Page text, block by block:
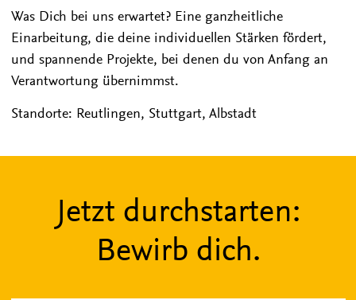
Was Dich bei uns erwartet? Eine ganzheitliche
Einarbeitung, die deine individuellen Stärken fördert,
und spannende Projekte, bei denen du von Anfang an
Verantwortung übernimmst.
Standorte: Reutlingen, Stuttgart, Albstadt
Jetzt durchstarten:
Bewirb dich.